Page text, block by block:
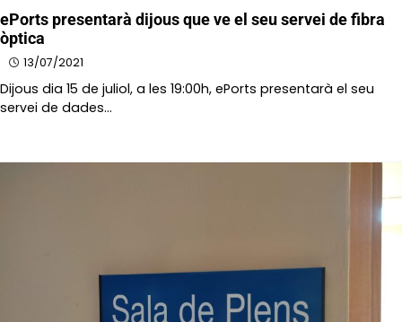
ePorts presentarà dijous que ve el seu servei de fibra
òptica
13/07/2021
Dijous dia 15 de juliol, a les 19:00h, ePorts presentarà el seu
servei de dades…